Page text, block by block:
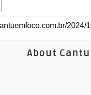
About Cantu